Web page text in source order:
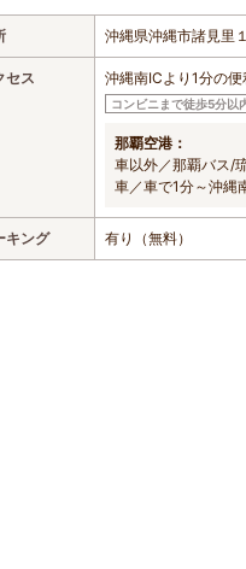
沖縄県沖縄市諸見里
セス 沖縄南ICより1分の
コンビニまで徒歩5分以
那覇空港：
車以外／那覇バス/
車／車で1分～沖縄
キング 有り（無料）